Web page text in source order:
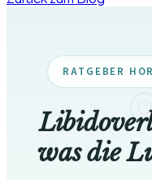
RATGEBER
was die